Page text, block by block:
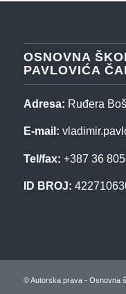
OSNOVNA
PAVLOVIĆA
Adresa: Ruđera
E-mail:
Tel/fax: +387 36
ID BROJ:
© Autorska prava - Osnovna